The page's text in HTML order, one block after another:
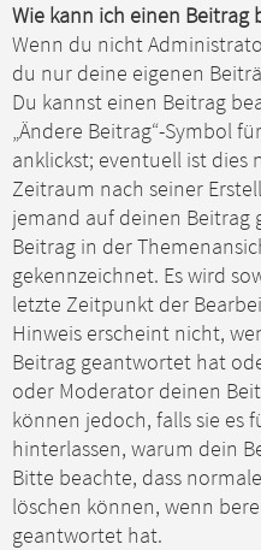
Wie kann ich einen Beitrag
Wenn du nicht
du nur deine eigenen
Du kannst einen Beitrag
„Ändere Beitrag“-Symbol
anklickst; eventuell ist dies
Zeitraum nach seiner
jemand auf deinen
Beitrag in der
gekennzeichnet. Es wird
letzte Zeitpunkt der
Hinweis erscheint nicht,
Beitrag geantwortet hat
oder Moderator deinen
können jedoch, falls sie es
hinterlassen, warum dein
Bitte beachte, dass
löschen können, wenn
geantwortet hat.